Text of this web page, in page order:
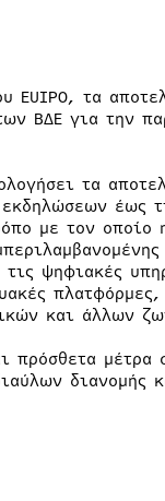
EUIPO, τα
ΒΔΕ για την
τα
έως
με τον οποίο
ψηφιακές
και άλλων
πρόσθετα μέτρα
διανομής